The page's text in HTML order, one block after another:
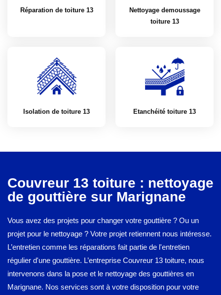
Réparation de toiture 13
Nettoyage demoussage
toiture 13
Isolation de toiture 13 Etanchéité toiture 13
Couvreur 13 toiture : nettoyage
de gouttière sur Marignane
Vous avez des projets pour changer votre gouttière ? Ou un
projet pour le nettoyage ? Votre projet retiennent nous intéresse.
L’entretien comme les réparations fait partie de l'entretien
régulier d'une gouttière. L’entreprise Couvreur 13 toiture, nous
intervenons dans la pose et le nettoyage des gouttières en
Marignane. Nos services sont à votre disposition pour votre